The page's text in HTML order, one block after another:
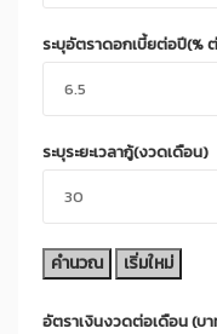
ระบุอัตราดอกเบี้ยต่อปี(%
ระบุระยะเวลากู้(งวดเดือน)
อัตราเงินงวดต่อเดือน (บ